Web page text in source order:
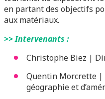
en partant des objectifs
aux matériaux.
>> Intervenants :
Christophe Biez |
Quentin Morcrette |
géographie et